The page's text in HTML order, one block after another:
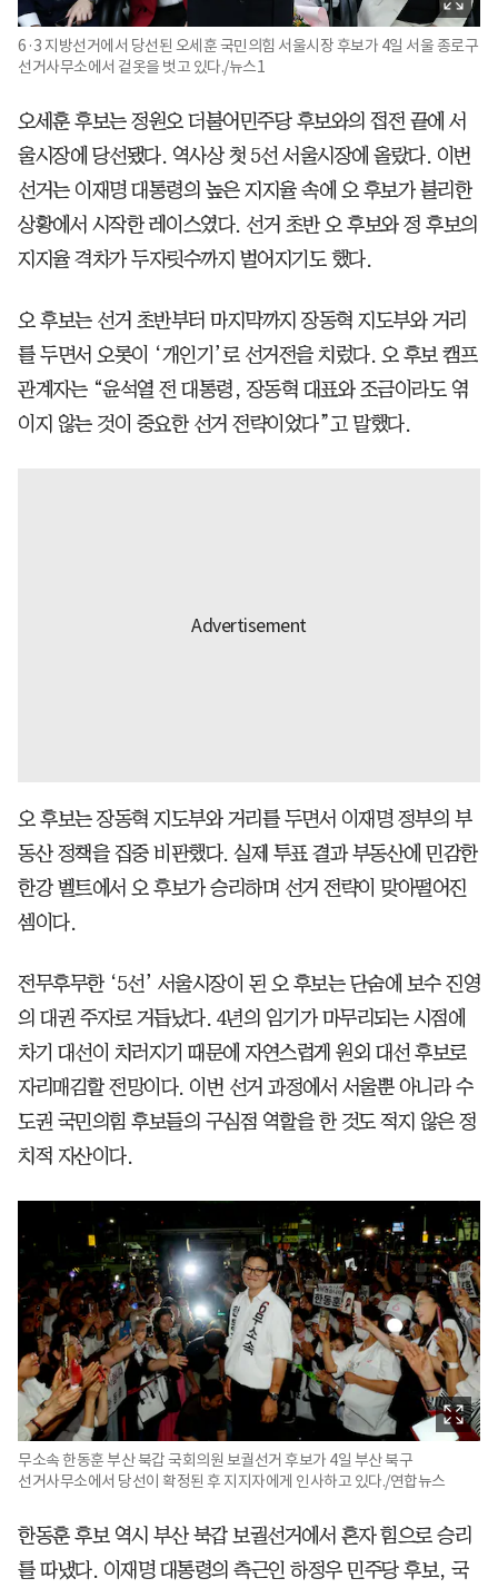
6·3 지방선거에서 당선된 오세훈 국민의힘 서울시장 후보가 4일 서울 종로구
선거사무소에서 겉옷을 벗고 있다./뉴스1
오세훈 후보는 정원오 더불어민주당 후보와의 접전 끝에 서
울시장에 당선됐다. 역사상 첫 5선 서울시장에 올랐다. 이번
선거는 이재명 대통령의 높은 지지율 속에 오 후보가 불리한
상황에서 시작한 레이스였다. 선거 초반 오 후보와 정 후보의
지지율 격차가 두자릿수까지 벌어지기도 했다.
오 후보는 선거 초반부터 마지막까지 장동혁 지도부와 거리
를 두면서 오롯이 ‘개인기’로 선거전을 치렀다. 오 후보 캠프
관계자는 “윤석열 전 대통령, 장동혁 대표와 조금이라도 엮
이지 않는 것이 중요한 선거 전략이었다”고 말했다.
오 후보는 장동혁 지도부와 거리를 두면서 이재명 정부의 부
동산 정책을 집중 비판했다. 실제 투표 결과 부동산에 민감한
한강 벨트에서 오 후보가 승리하며 선거 전략이 맞아떨어진
셈이다.
전무후무한 ‘5선’ 서울시장이 된 오 후보는 단숨에 보수 진영
의 대권 주자로 거듭났다. 4년의 임기가 마무리되는 시점에
차기 대선이 치러지기 때문에 자연스럽게 원외 대선 후보로
자리매김할 전망이다. 이번 선거 과정에서 서울뿐 아니라 수
도권 국민의힘 후보들의 구심점 역할을 한 것도 적지 않은 정
치적 자산이다.
무소속 한동훈 부산 북갑 국회의원 보궐선거 후보가 4일 부산 북구
선거사무소에서 당선이 확정된 후 지지자에게 인사하고 있다./연합뉴스
한동훈 후보 역시 부산 북갑 보궐선거에서 혼자 힘으로 승리
를 따냈다. 이재명 대통령의 측근인 하정우 민주당 후보, 국